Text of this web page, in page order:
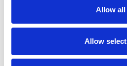
Allow all
Allow
Ofte stilte
Kan du gi detaljer om materialer